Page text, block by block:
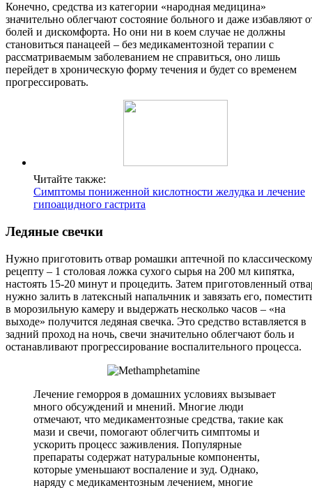
Конечно, средства из категории «народная медицина»
значительно облегчают состояние больного и даже избавляют
болей и дискомфорта. Но они ни в коем случае не должны
становиться панацеей – без медикаментозной терапии с
рассматриваемым заболеванием не справиться, оно лишь
перейдет в хроническую форму течения и будет со временем
прогрессировать.
Читайте также:
Симптомы пониженной кислотности желудка и лечение
гипоацидного гастрита
Ледяные свечки
Нужно приготовить отвар ромашки аптечной по классическому
рецепту – 1 столовая ложка сухого сырья на 200 мл кипятка,
настоять 15-20 минут и процедить. Затем приготовленный
нужно залить в латексный напальчник и завязать его,
в морозильную камеру и выдержать несколько часов – «на
выходе» получится ледяная свечка. Это средство вставляется в
задний проход на ночь, свечи значительно облегчают боль и
останавливают прогрессирование воспалительного процесса.
Лечение геморроя в домашних условиях вызывает
много обсуждений и мнений. Многие люди
отмечают, что медикаментозные средства, такие как
мази и свечи, помогают облегчить симптомы и
ускорить процесс заживления. Популярные
препараты содержат натуральные компоненты,
которые уменьшают воспаление и зуд. Однако,
наряду с медикаментозным лечением, многие